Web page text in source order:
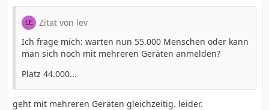
Zitat von lev
Ich frage mich: warten nun 55.000 Menschen oder kann
man sich noch mit mehreren Geräten anmelden?
Platz 44.000...
geht mit mehreren Geräten gleichzeitig. leider.